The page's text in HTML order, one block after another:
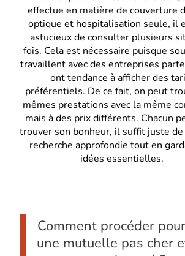
effectue en matière de couverture
optique et hospitalisation seule, il
astucieux de consulter plusieurs
fois. Cela est nécessaire puisque
travaillent avec des entreprises
ont tendance à afficher des
préférentiels. De ce fait, on peut
mêmes prestations avec la même
mais à des prix différents. Chacun
trouver son bonheur, il suffit juste de
recherche approfondie tout en
idées essentielles.
Comment procéder
une mutuelle pas cher